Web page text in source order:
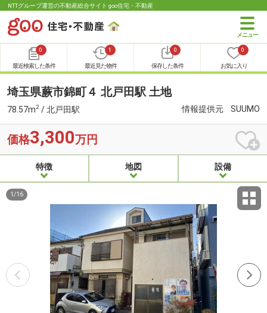
NTTグループ運営の不動産総合サイト goo住宅・不動産
0
最近検索した条件
1
最近見た物件
0
保存した条件
0
お気に入り
埼玉県蕨市錦町４ 北戸田駅 土地
78.57m2 / 北戸田駅 情報提供元 SUUMO
価格3,300万円
特徴 地図 設備
1 /16